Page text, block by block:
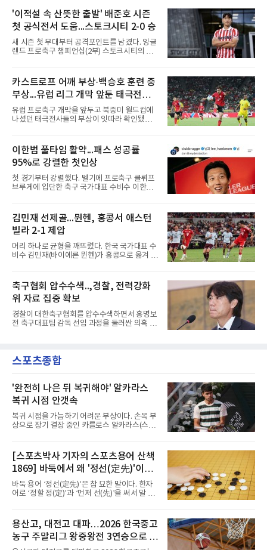
17억 2,300만 달러에 달한다. 현재 환율을 기준
으로 환산하면 약 2조 4200억원이라는 경악스
러운 금액이다. 오직 자본의 힘만으로 메이저리
그를 정복하겠다는 프런트의 의지가 얼마나 거
대했는지를 보여주는 대목이다.그러나 이 엄청
난 투자의 승수 효과는 기대에
'이적설 속 산뜻한 출발' 배준호 시즌
첫 공식전서 도움...스토크시티 2-0 승
새 시즌 첫 무대부터 공격포인트를 남겼다. 잉글
랜드 프로축구 챔피언십(2부) 스토크시티의 배
호는 9일(한국시간) 영국 스토크온트렌트의 베
트365 스타디움에서 열린 올덤 애슬레틱(4부)과
의 2026-2027시즌 잉글랜드 풋볼리그컵(EFL
컵) 1라운드에서 팀의 2-0 승리에 쐐기를 박는
골을 도왔다.투입 직후 결정적인 장면을 만들었
다. 1-0으로 앞서던 후반 21분 그라운드를 밟은
그는 후반 37분 상대 수비 라인 사이를 찌르는
흔들었다.시점도 좋았다. 프랑스 올랭피크 리옹
이적설이 도는 배준호는 시즌 첫
카스트로프 어깨 부상·백승호 훈련 중
부상...유럽 리그 개막 앞둔 태극전사
악재
유럽 프로축구 개막을 앞두고 북중미 월드컵에
나섰던 태극전사들의 부상이 잇따라 확인됐다.
일(한국시간) 옌스 카스트로프가 6일 아마추어
팀 로타흐-에게른과의 친선경기에서 어깨를 다
쳐 당분간 출전이 어렵다고 밝혔다. 그는 후반 교
체 투입돼 두 골을 넣었으나 후반 22분 부상으로
물러났다.독일인 아버지와 한국인 어머니 사이
에서 태어난 카스트로프는 측면 미드필더와 측
면 수비가 가능한 자원으로, 월드컵 남아프리카
은 그가 처음이다. 묀헨글라트바흐는 23일 DFB
포칼 1라운드, 29일 라이프치히
이한범 풀타임 활약...패스 성공률
95%로 강렬한 첫인상
첫 경기부터 강렬했다. 벨기에 프로축구 클뤼프
브루게에 입단한 축구 국가대표 수비수 이한범
뽑혔다.이한범은 8일(한국시간) 벨기에 브뤼헤
의 얀 브레이덜 스타디온에서 열린 코르트레이
크와의 2026-2027 벨기에 주필러리그 1라운드
홈 경기에 선발로 나서 경기 종료까지 뛰었다.출
발 자체가 빨랐다. 2026 북중미 월드컵에서 한국
의 조별리그 3경기를 모두 풀타임으로 소화하며
대표팀 중앙 수비의 주축으로 자리 잡은 그는 덴
선발로 곧장 투입돼 90분을 소화하며 팀의 3-0
완승에 힘을 보탰다.기록도
김민재 선제골...뮌헨, 홍콩서 애스턴
빌라 2-1 제압
머리 하나로 균형을 깨뜨렸다. 한국 국가대표 수
비수 김민재(바이에른 뮌헨)가 홍콩으로 옮겨 열
리에 힘을 보탰다.김민재는 7일(현지시간) 홍콩
카이탁 스포츠파크에서 열린 애스턴 빌라(잉글
랜드)와의 친선경기에서 전반 37분 0의 균형을
깨는 골을 넣었다. 톰 비쇼프가 왼쪽 측면에서 올
린 프리킥에 묘하게 머리를 갖다 대 방향을 바꾸
며 골 그물을 흔들었다.흐름은 좋았다. 제주전에
서 주장 완장을 차고 30여 분을 소화했던 그는
로키로 교체됐다.분데스리가 최다 우승팀(35회)
뮌헨은 프리시즌 아시아
축구협회 압수수색..,경찰, 전력강화
위 자료 집중 확보
경찰이 대한축구협회를 압수수색하면서 홍명보
전 축구대표팀 감독 선임 과정을 둘러싼 의혹 규
과정에 부당함이 있었는지가 수사의 본류다.7일
연합뉴스 취재를 종합하면 서울경찰청 광역수사
을 압수수색해 감독 선임 관련 자료를 다수 확보
했다. 특히 감독 후보를 검토해 이사회에 추천하
는 전력강화위원회가 생성한 자료를 집중적으로
확보한 것으로 알려졌다.경찰은 협회가 홍 전 감
독을 1순위 후보로 정하고 검증한 과정, 이사회
의 최종 승인 경위를 살
스포츠종합
'완전히 나은 뒤 복귀해야' 알카라스
복귀 시점 안갯속
복귀 시점을 가늠하기 어려운 부상이다. 손목 부
상으로 장기 결장 중인 카를로스 알카라스(스페
을지 관심이 쏠린다.얀니크 신네르(이탈리아)와
정상을 다투던 알카라스는 지난 4월 바르셀로나
오픈 이후 넉 달째 남자프로테니스(ATP) 투어 경
기에 나서지 못하고 있다. 9일 영국 BBC 등에 따
르면 그는 손목 힘줄을 감싸는 활막에 염증이 생
기는 건초염을 앓고 있다.이 부상이 까다로운 이
유가 있다. 반복적으로 라켓을 쥐고 휘두르는 동
최장 1년의 회복이 필요하다. 알카라스는 수술
은 받지 않았다. 라켓
[스포츠박사 기자의 스포츠용어 산책
1869] 바둑에서 왜 '정선(定先)'이라
말할까
바둑 용어 ‘정선(定先)’은 참 묘한 말이다. 한자
어로 ‘정할 정(定)’과 ‘먼저 선(先)’을 써서 말 그
이 먼저 두되 백에게 덤을 주지 않는 방식이다.
요즘 프로기사들의 대국은 대부분 ‘호선(互
先)’으로 치러지고, 백에게 6집 반 또는 7집 반의
덤을 주는 것이 일반적이다. (본 코너 1868회 ‘바
둑에서 왜 ‘호선(互先)’이라 말할까‘ 참조) 반면
용산고, 대전고 대파…2026 한국중고
농구 주말리그 왕중왕전 3연승으로 조